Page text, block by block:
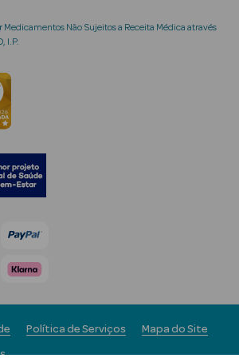
Não Sujeitos a Receita Médica através
I.P.
Política de Serviços Mapa do Site